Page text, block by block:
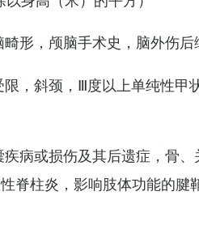
形，颅脑手术史，脑外伤后
，斜颈，Ⅲ度以上单纯性甲
病或损伤及其后遗症，骨
脊柱炎，影响肢体功能的腱